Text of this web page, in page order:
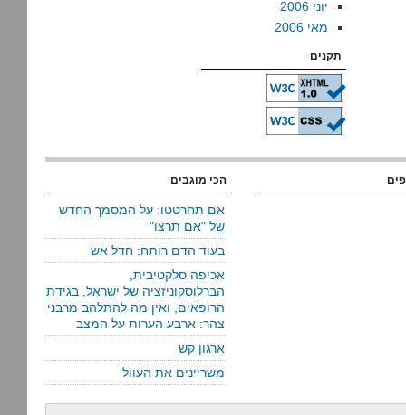
יוני 2006
מאי 2006
תקנים
הכי מוגבים
אם תחרטטו: על המסמך החדש
של "אם תרצו"
בעוד הדם רותח: חדל אש
אכיפה סלקטיבית,
הברלוסקוניזציה של ישראל, בגידת
הרופאים, ואין מה להתלהב מרבני
צהר: ארבע הערות על המצב
ארגון קש
משריינים את העוול